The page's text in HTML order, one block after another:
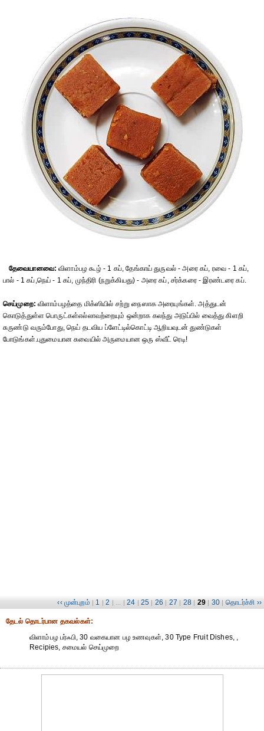
தேவையானவை: விளாம்பழ கூழ் - 1 கப், தேங்காய் துருவல் - அரை கப், ரவை - 1 கப்,
பால் - 1 கப்,நெய் - 1 கப், முந்திரி (நறுக்கியது) - அரை கப், சர்க்கரை - இரண்டரை கப்.
செய்முறை: விளாம்பழத்தை மிக்ஸியில் சற்று நைஸாக அரையுங்கள். அத்துடன்
கொடுத்துள்ள பொருட்கள்எல்லாவற்றையும் ஒன்றாக கலந்து அடுப்பில் வைத்து கிளறி
சுருண்டு வரும்போது, நெய் தடவிய ப்ளேட்டில்கொட்டி ஆறியவுடன் துண்டுகள்
போடுங்கள்.புதுமையான சுவையில் அருமையான ஒரு ஸ்வீட் ரெடி!
‹‹ முன்புறம் | 1 | 2 | ... | 24 | 25 | 26 | 27 | 28 | 29 | 30 | தொடர்ச்சி ››
தேட‌ல் தொட‌ர்பான தகவ‌ல்க‌ள்:
விளாம்பழ பர்ஃபி, 30 வகையான பழ உணவுகள், 30 Type Fruit Dishes, ,
Recipies, சமையல் செய்முறை